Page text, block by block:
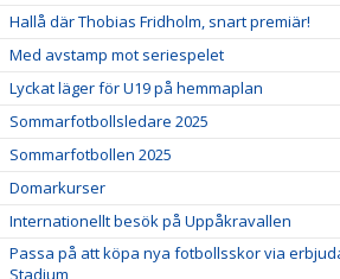
Hallå där Thobias Fridholm, snart premiär!
Med avstamp mot seriespelet
Lyckat läger för U19 på hemmaplan
Sommarfotbollsledare 2025
Sommarfotbollen 2025
Domarkurser
Internationellt besök på Uppåkravallen
Passa på att köpa nya fotbollsskor via
Stadium